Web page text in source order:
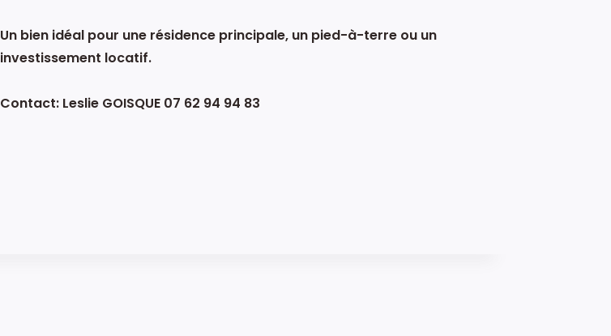
Un bien idéal pour une résidence principale, un pied-à-terre ou un
investissement locatif.
Contact: Leslie GOISQUE 07 62 94 94 83